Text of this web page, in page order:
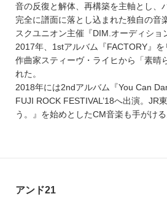
音の反復と解体、再構築を主軸とし、
完全に譜面に落とし込まれた独自の音
スクユニオン主催『DIM.オーディショ
2017年、1stアルバム『FACTORY』
作曲家スティーヴ・ライヒから「素晴
れた。
2018年には2ndアルバム『You Can
FUJI ROCK FESTIVAL’18へ出演。JR
う。』を始めとしたCM音楽も手がける
アンド21